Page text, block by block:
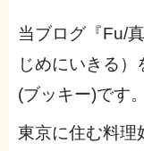
当ブログ『Fu/
じめにいきる
(ブッキー)です。
東京に住む料理